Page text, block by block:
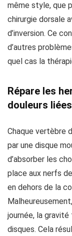
même style, que
chirurgie dorsale
d’inversion. Ce
d’autres
quel cas la
Répare les
douleurs liées
Chaque vertèbre
par une disque
d’absorber les
place aux nerfs
en dehors de la
journée, la
disques. Cela